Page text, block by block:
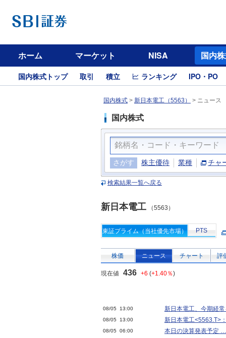
ホーム マーケット NISA 国内
国内株式トップ 取引 積立 ランキング IPO・PO
国内株式 > 新日本電工（5563） > ニュース
国内株式
さがす 株主優待 業種 チャ
検索結果一覧へ戻る
新日本電工 （5563）
東証プライム（当社優先市場） PTS
株価 ニュース チャート 評
現在値 436 +6 (+1.40％)
08/05 13:00 新日本電工、今期経
08/05 13:00 新日本電工<5563.T>
08/05 06:00 本日の決算発表予定